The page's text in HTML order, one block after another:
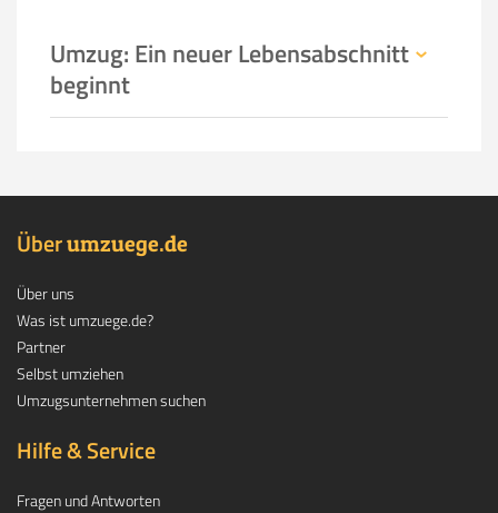
Umzug: Ein neuer Lebensabschnitt
beginnt
Überumzuege.de
Über uns
Was ist umzuege.de?
Partner
Selbst umziehen
Umzugsunternehmen suchen
Hilfe & Service
Fragen und Antworten